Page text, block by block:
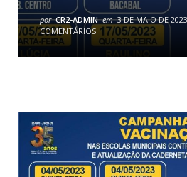
por CR2-ADMIN em 3 DE MAIO DE 2023
COMENTÁRIOS